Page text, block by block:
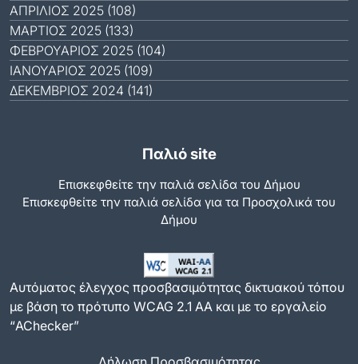
ΑΠΡΊΛΙΟΣ 2025 (108)
ΜΆΡΤΙΟΣ 2025 (133)
ΦΕΒΡΟΥΆΡΙΟΣ 2025 (104)
ΙΑΝΟΥΆΡΙΟΣ 2025 (109)
ΔΕΚΈΜΒΡΙΟΣ 2024 (141)
Παλιό site
Επισκεφθείτε την παλιά σελίδα του Δήμου
Eπισκεφθείτε την παλιά σελίδα για τα Προσχολικά του
Δήμου
Αυτόματος έλεγχος προσβασιμότητας δικτυακού τόπου
με βάση το πρότυπο WCAG 2.1 AA και με το εργαλείο
“AChecker”